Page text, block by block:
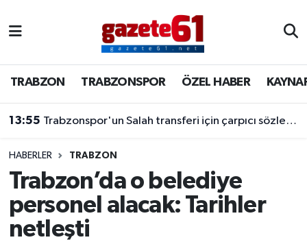
TRABZON TRABZONSPOR ÖZEL HABER
13:55 Trabzonspor'un Salah transferi için çarpıcı sözler! "Bu dünyaya bir mesajdır"
HABERLER TRABZON
Trabzon’da o belediye
personel alacak: Tarihler
netleşti
TRABZONSPOR
ÖZEL HABER
KAYNAR KAZAN
SİYASET
GÜNDEM
Trabzon Nöbetçi Eczaneler
Trabzon Hava Durumu
Trabzon Namaz Vakitleri
Trabzon Trafik Yoğunluk Haritası
Süper Lig Puan Durumu ve Fikstür
Tüm Manşetler